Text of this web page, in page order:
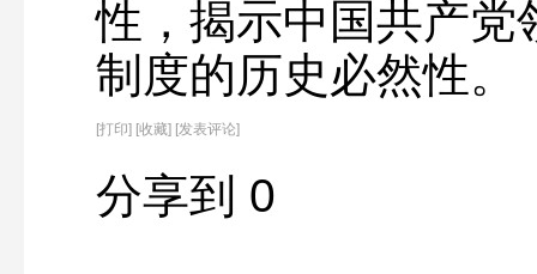
性，揭示中国共产党
制度的历史必然性。
[打印] [收藏] [发表评论]
分享到 0